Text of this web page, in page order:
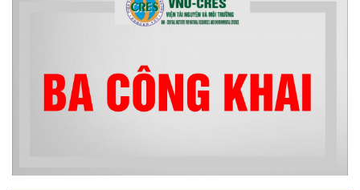
Thông báo danh sách thí sinh
ngành Môi trường và phát triển
bền vững đợt 1 năm 2026
The International Conference